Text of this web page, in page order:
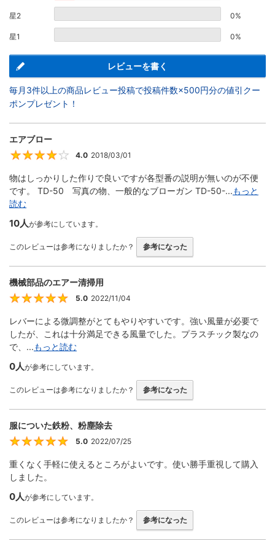
星2 0%
星1 0%
レビューを書く
毎月3件以上の商品レビュー投稿で投稿件数×500円分の値引クー
ポンプレゼント！
エアブロー
4
4.0 2018/03/01
物はしっかりした作りで良いですが各型番の説明が無いのが不便
です。 TD-50 写真の物、一般的なブローガン TD-50-...もっと
読む
10人が参考にしています。
このレビューは参考になりましたか？ 参考になった
機械部品のエアー清掃用
5
5.0 2022/11/04
レバーによる微調整がとてもやりやすいです。強い風量が必要で
したが、これは十分満足できる風量でした。プラスチック製なの
で、...もっと読む
0人が参考にしています。
このレビューは参考になりましたか？ 参考になった
服についた鉄粉、粉塵除去
5
5.0 2022/07/25
重くなく手軽に使えるところがよいです。使い勝手重視して購入
しました。
0人が参考にしています。
このレビューは参考になりましたか？ 参考になった